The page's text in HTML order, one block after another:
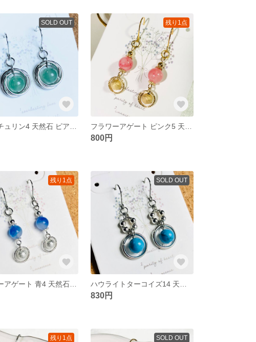
SOLD OUT 残り1点
800円
残り1点 SOLD OUT
830円
残り1点 SOLD OUT